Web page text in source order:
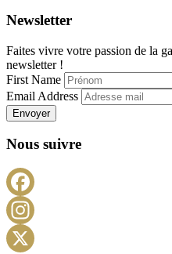
Newsletter
Faites vivre votre passion de la
newsletter !
First Name
Email Address
Envoyer
Nous suivre